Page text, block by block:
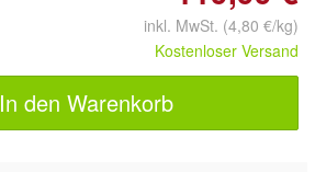
inkl. MwSt. (4,80 €/kg)
Kostenloser Versand
In den Warenkorb